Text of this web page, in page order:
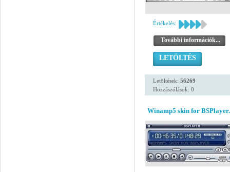
Értékelés:
További információk...
LETÖLTÉS
Letöltések: 56269
Hozzászólások: 0
Winamp5 skin for